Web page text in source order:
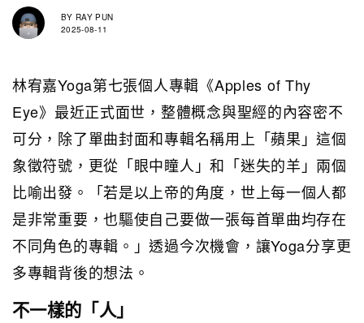
BY RAY PUN
2025-08-11
林宥嘉Yoga第七張個人專輯《Apples of Thy
Eye》最近正式面世，整體概念與聖經的內容密不
可分，除了單曲封面和專輯名稱用上「蘋果」這個
象徵符號，更從「眼中瞳人」和「迷失的羊」兩個
比喻出發。「若是以上帝的角度，世上每一個人都
是非常重要，也驅使自己要做一張每首單曲均存在
不同角色的專輯。」透過今次機會，讓Yoga分享更
多專輯背後的想法。
不一樣的「人」